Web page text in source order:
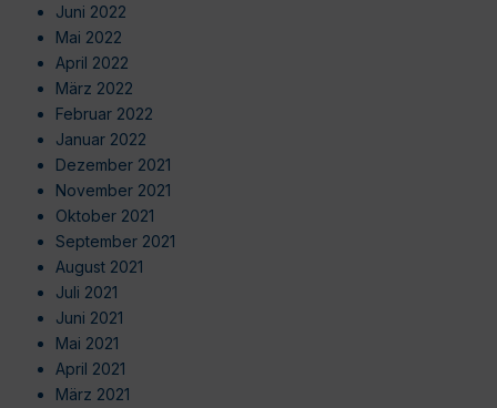
Juni 2022
Mai 2022
April 2022
März 2022
Februar 2022
Januar 2022
Dezember 2021
November 2021
Oktober 2021
September 2021
August 2021
Juli 2021
Juni 2021
Mai 2021
April 2021
März 2021